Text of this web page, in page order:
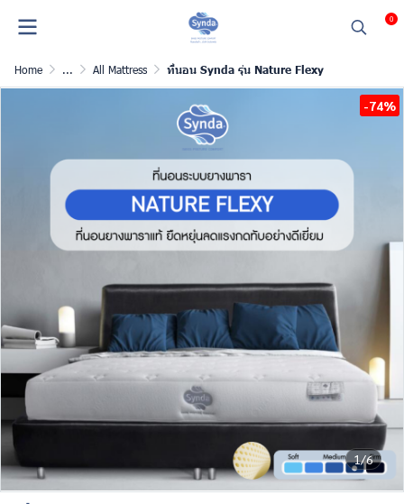
0
Home ... All Mattress ที่นอน Synda รุ่น Nature Flexy
1/6
-74%